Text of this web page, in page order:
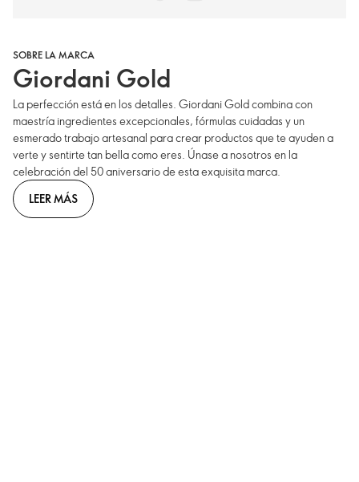
SOBRE LA MARCA
Giordani Gold
La perfección está en los detalles. Giordani Gold combina con
maestría ingredientes excepcionales, fórmulas cuidadas y un
esmerado trabajo artesanal para crear productos que te ayuden a
verte y sentirte tan bella como eres. Únase a nosotros en la
celebración del 50 aniversario de esta exquisita marca.
LEER MÁS